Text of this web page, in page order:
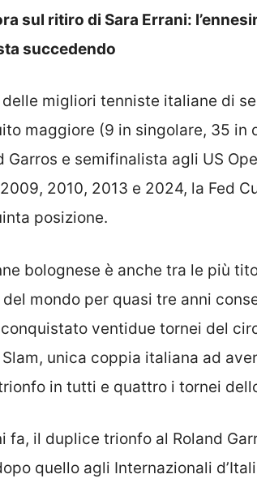
sul ritiro di Sara Errani:
succedendo
delle migliori tenniste italiane di
maggiore (9 in singolare, 35 in
Garros e semifinalista agli US
2010, 2013 e 2024, la Fed
posizione.
bolognese è anche tra le più
mondo per quasi tre anni
ventidue tornei del
unica coppia italiana ad
in tutti e quattro i tornei
fa, il duplice trionfo al Roland
quello agli Internazionali